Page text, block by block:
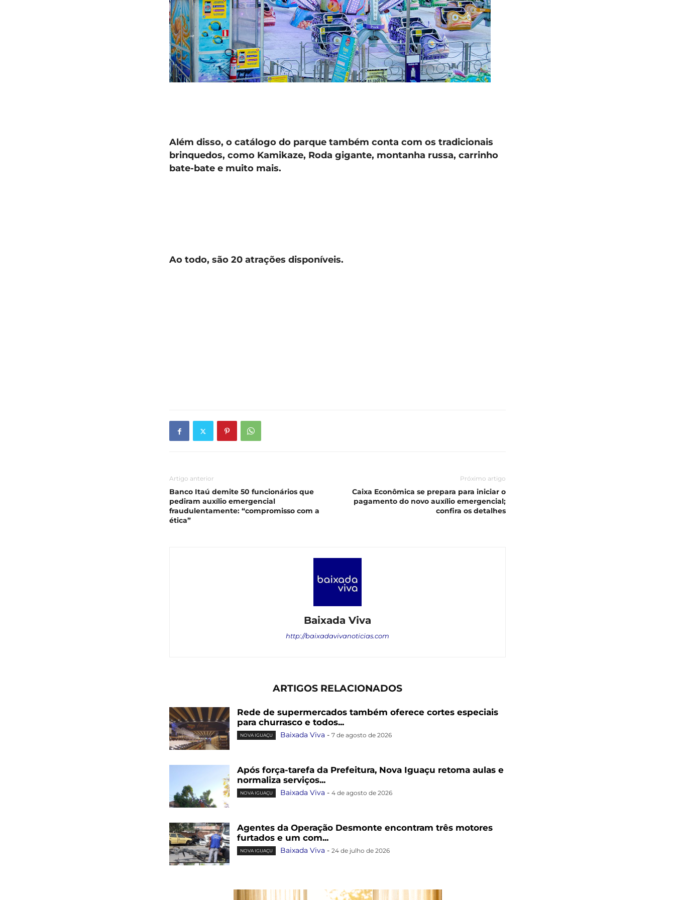
Além disso, o catálogo do parque também conta com os tradicionais
brinquedos, como Kamikaze, Roda gigante, montanha russa, carrinho
bate-bate e muito mais.
Ao todo, são 20 atrações disponíveis.
Artigo anterior
Banco Itaú demite 50 funcionários que
pediram auxílio emergencial
fraudulentamente: “compromisso com a
ética”
Próximo artigo
Caixa Econômica se prepara para iniciar o
pagamento do novo auxílio emergencial;
confira os detalhes
Baixada Viva
http://baixadavivanoticias.com
ARTIGOS RELACIONADOS
Rede de supermercados também oferece cortes especiais
para churrasco e todos...
NOVA IGUAÇU Baixada Viva - 7 de agosto de 2026
Após força-tarefa da Prefeitura, Nova Iguaçu retoma aulas e
normaliza serviços...
NOVA IGUAÇU Baixada Viva - 4 de agosto de 2026
Agentes da Operação Desmonte encontram três motores
furtados e um com...
NOVA IGUAÇU Baixada Viva - 24 de julho de 2026